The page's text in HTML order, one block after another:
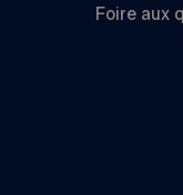
Foire aux